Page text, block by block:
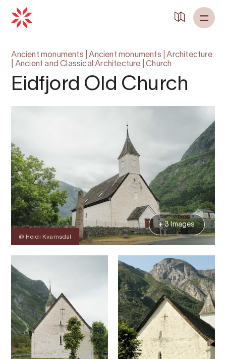
Ancient monuments |Ancient monuments |Architecture
Ancient and Classical Architecture |Church
Eidfjord Old Church
@ Heidi Kvamsdal
+ 3 Images